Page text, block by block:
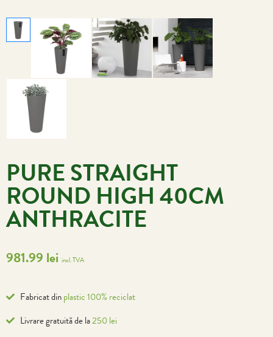
PURE STRAIGHT
ROUND HIGH 40CM
ANTHRACITE
981.99 lei incl. TVA
Fabricat dinplastic 100% reciclat
Livrare gratuită de la250 lei